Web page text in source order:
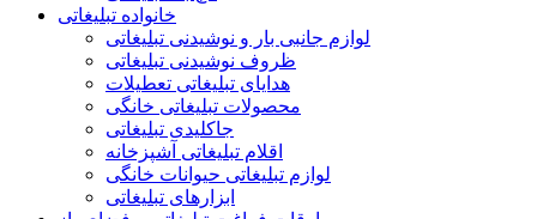
خانواده تبلیغاتی
لوازم جانبی بار و نوشیدنی تبلیغاتی
ظروف نوشیدنی تبلیغاتی
هدایای تبلیغاتی تعطیلات
محصولات تبلیغاتی خانگی
جاکلیدی تبلیغاتی
اقلام تبلیغاتی آشپزخانه
لوازم تبلیغاتی حیوانات خانگی
ابزارهای تبلیغاتی